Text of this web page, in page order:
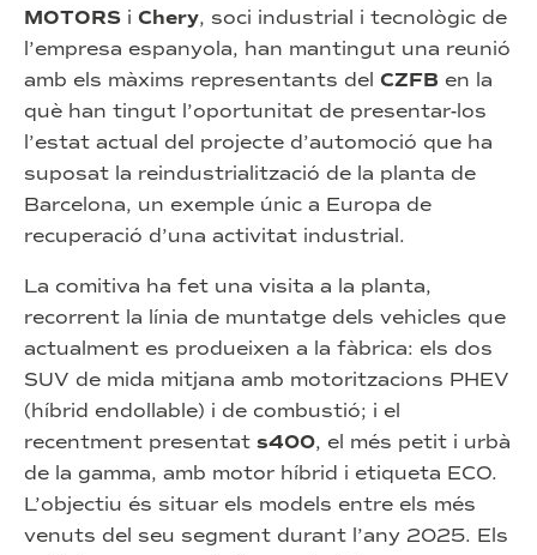
MOTORS i Chery, soci industrial i tecnològic de
l’empresa espanyola, han mantingut una reunió
amb els màxims representants del CZFB en la
què han tingut l’oportunitat de presentar-los
l’estat actual del projecte d’automoció que ha
suposat la reindustrialització de la planta de
Barcelona, un exemple únic a Europa de
recuperació d’una activitat industrial.
La comitiva ha fet una visita a la planta,
recorrent la línia de muntatge dels vehicles que
actualment es produeixen a la fàbrica: els dos
SUV de mida mitjana amb motoritzacions PHEV
(híbrid endollable) i de combustió; i el
recentment presentat s400, el més petit i urbà
de la gamma, amb motor híbrid i etiqueta ECO.
L’objectiu és situar els models entre els més
venuts del seu segment durant l’any 2025. Els